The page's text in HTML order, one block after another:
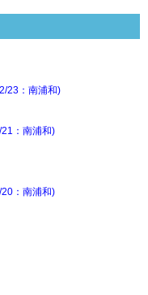
23：南浦和)
：南浦和)
：南浦和)